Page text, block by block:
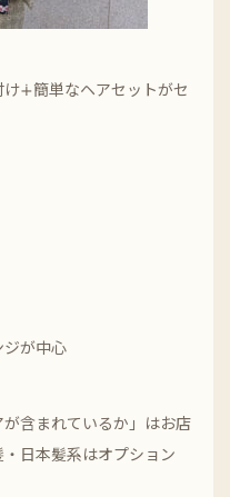
∔簡単なヘアセットがセ
ジが中心
含まれているか」はお店
日本髪系はオプション